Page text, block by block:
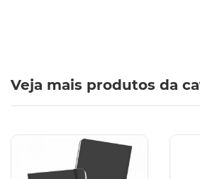
Veja mais produtos da